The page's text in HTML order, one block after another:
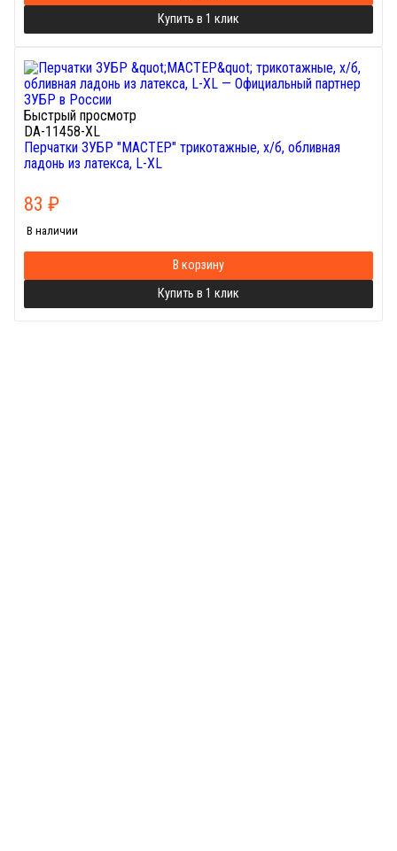
Купить в 1 клик
Быстрый просмотр
DA-11458-XL
Перчатки ЗУБР "МАСТЕР" трикотажные, х/б, обливная
ладонь из латекса, L-XL
83 ₽
В наличии
В корзину
Купить в 1 клик